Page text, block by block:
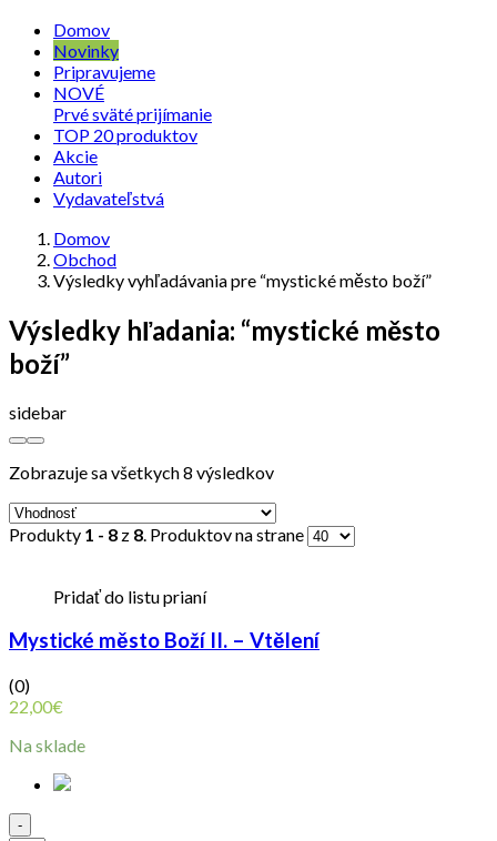
Domov
Novinky
Pripravujeme
NOVÉ
Prvé sväté prijímanie
TOP 20 produktov
Akcie
Autori
Vydavateľstvá
Domov
Obchod
Výsledky vyhľadávania pre “mystické město boží”
Výsledky hľadania: “mystické město
boží”
sidebar
Zobrazuje sa všetkych 8 výsledkov
Produkty 1 - 8 z 8 . Produktov na strane
Pridať do listu prianí
Mystické město Boží II. – Vtělení
(0)
22,00€
Na sklade
Quantity
-